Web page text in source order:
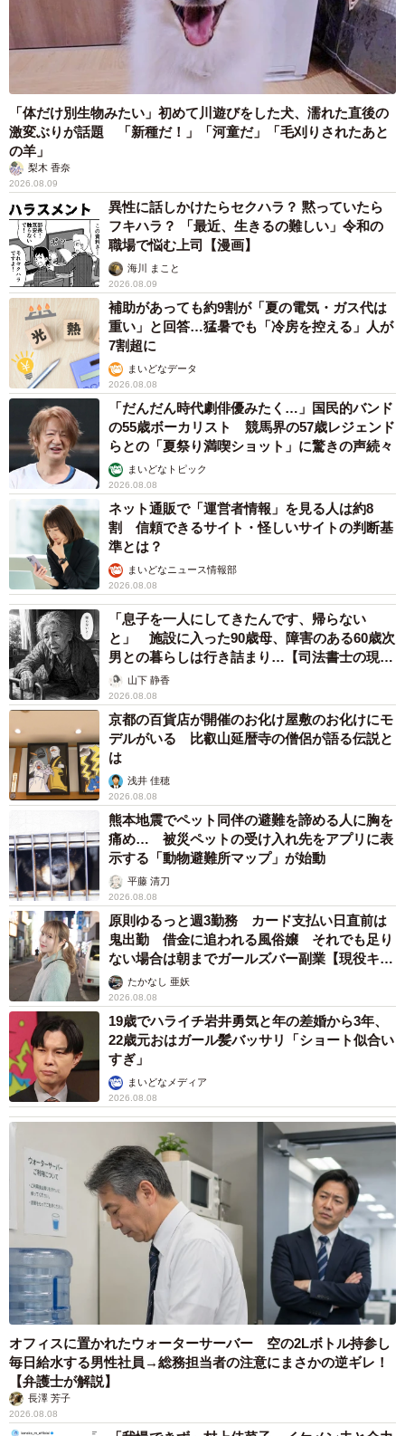
「体だけ別生物みたい」初めて川遊びをした犬、濡れた直後の
激変ぶりが話題 「新種だ！」「河童だ」「毛刈りされたあと
の羊」
梨木 香奈
2026.08.09
異性に話しかけたらセクハラ？ 黙っていたら
フキハラ？ 「最近、生きるの難しい」令和の
職場で悩む上司【漫画】
海川 まこと
2026.08.09
補助があっても約9割が「夏の電気・ガス代は
重い」と回答…猛暑でも「冷房を控える」人が
7割超に
まいどなデータ
2026.08.08
「だんだん時代劇俳優みたく…」国民的バンド
の55歳ボーカリスト 競馬界の57歳レジェンド
らとの「夏祭り満喫ショット」に驚きの声続々
まいどなトピック
2026.08.08
ネット通販で「運営者情報」を見る人は約8
割 信頼できるサイト・怪しいサイトの判断基
準とは？
まいどなニュース情報部
2026.08.08
「息子を一人にしてきたんです、帰らない
と」 施設に入った90歳母、障害のある60歳次
男との暮らしは行き詰まり…【司法書士の現場
から】山下 静香
2026.08.08
京都の百貨店が開催のお化け屋敷のお化けにモ
デルがいる 比叡山延暦寺の僧侶が語る伝説と
は
浅井 佳穂
2026.08.08
熊本地震でペット同伴の避難を諦める人に胸を
痛め… 被災ペットの受け入れ先をアプリに表
示する「動物避難所マップ」が始動
平藤 清刀
2026.08.08
原則ゆるっと週3勤務 カード支払い日直前は
鬼出勤 借金に追われる風俗嬢 それでも足り
ない場合は朝までガールズバー副業【現役キャ
ストに取材】
たかなし 亜妖
2026.08.08
19歳でハライチ岩井勇気と年の差婚から3年、
22歳元おはガール髪バッサリ「ショート似合い
すぎ」
まいどなメディア
2026.08.08
オフィスに置かれたウォーターサーバー 空の2Lボトル持参し
毎日給水する男性社員→総務担当者の注意にまさかの逆ギレ！
【弁護士が解説】
長澤 芳子
2026.08.08